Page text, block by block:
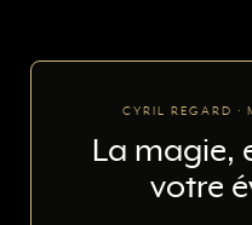
CYRIL REGARD ·
La magie,
votre